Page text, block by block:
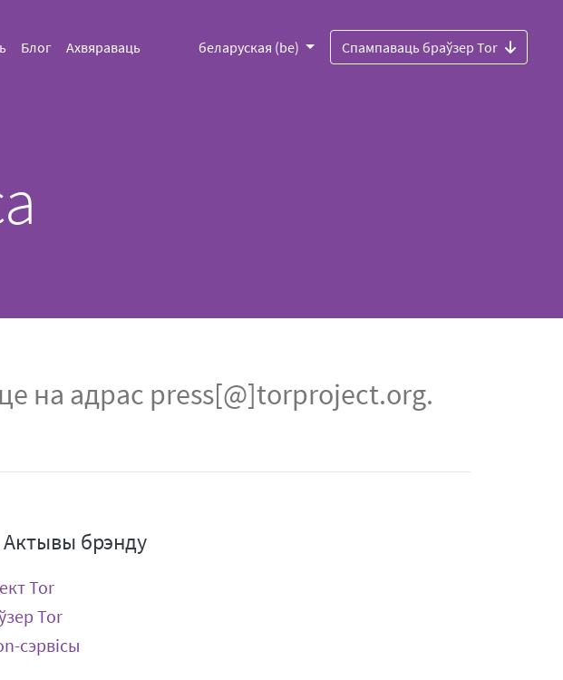
Блог Ахвяраваць беларуская (be) Спампаваць браўзер Tor
на адрас press[@]torproject.org.
Актывы брэнду
Tor
Tor
сэрвісы